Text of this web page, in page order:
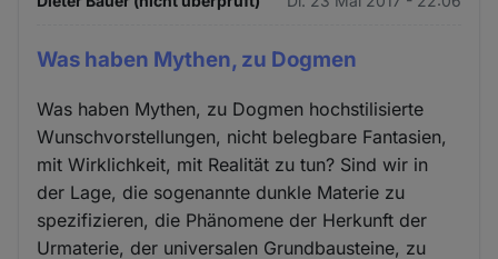
Was haben Mythen, zu Dogmen
Was haben Mythen, zu Dogmen hochstilisierte
Wunschvorstellungen, nicht belegbare Fantasien,
mit Wirklichkeit, mit Realität zu tun? Sind wir in
der Lage, die sogenannte dunkle Materie zu
spezifizieren, die Phänomene der Herkunft der
Urmaterie, der universalen Grundbausteine, zu